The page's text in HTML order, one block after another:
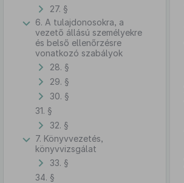
27. §
6. A tulajdonosokra, a
vezető állású személyekre
és belső ellenőrzésre
vonatkozó szabályok
28. §
29. §
30. §
31. §
32. §
7. Könyvvezetés,
könyvvizsgálat
33. §
34. §